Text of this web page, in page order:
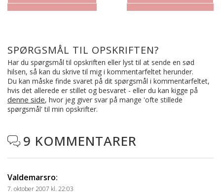
SPØRGSMÅL TIL OPSKRIFTEN?
Har du spørgsmål til opskriften eller lyst til at sende en sød
hilsen, så kan du skrive til mig i kommentarfeltet herunder.
Du kan måske finde svaret på dit spørgsmål i kommentarfeltet,
hvis det allerede er stillet og besvaret - eller du kan kigge på
denne side, hvor jeg giver svar på mange 'ofte stillede
spørgsmål' til min opskrifter.
 9 KOMMENTARER
Valdemarsro:
7. oktober 2007 kl. 22:03